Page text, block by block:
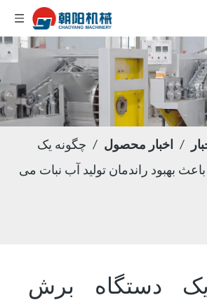
/ اخبار محصول / چگونه یک
بهبود راندمان تولید آب نبات می
دستگاه برش